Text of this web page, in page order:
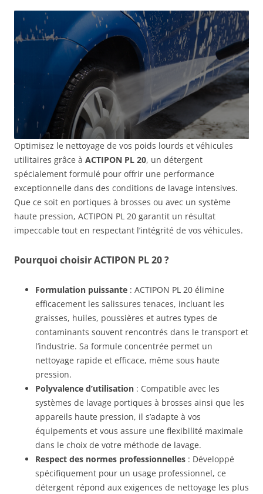
Optimisez le nettoyage de vos poids lourds et véhicules
utilitaires grâce à ACTIPON PL 20, un détergent
spécialement formulé pour offrir une performance
exceptionnelle dans des conditions de lavage intensives.
Que ce soit en portiques à brosses ou avec un système
haute pression, ACTIPON PL 20 garantit un résultat
impeccable tout en respectant l’intégrité de vos véhicules.
Pourquoi choisir ACTIPON PL 20 ?
Formulation puissante : ACTIPON PL 20 élimine
efficacement les salissures tenaces, incluant les
graisses, huiles, poussières et autres types de
contaminants souvent rencontrés dans le transport et
l’industrie. Sa formule concentrée permet un
nettoyage rapide et efficace, même sous haute
pression.
Polyvalence d’utilisation : Compatible avec les
systèmes de lavage portiques à brosses ainsi que les
appareils haute pression, il s’adapte à vos
équipements et vous assure une flexibilité maximale
dans le choix de votre méthode de lavage.
Respect des normes professionnelles : Développé
spécifiquement pour un usage professionnel, ce
détergent répond aux exigences de nettoyage les plus